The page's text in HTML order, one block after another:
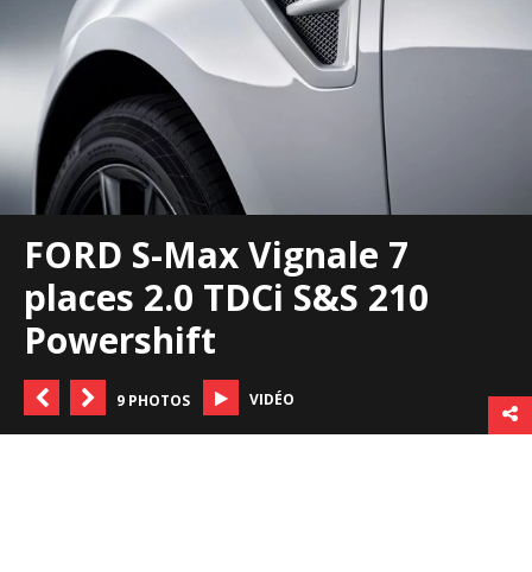
FORD S-Max Vignale 7
places 2.0 TDCi S&S 210
Powershift
9 PHOTOS VIDÉO